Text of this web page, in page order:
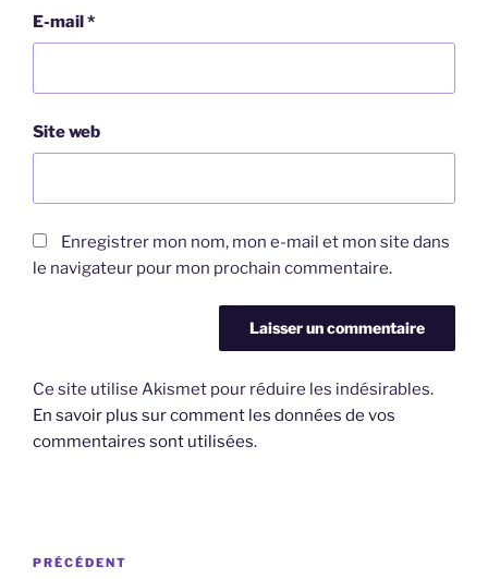
E-mail*
Site web
Enregistrer mon nom, mon e-mail et mon site dans
le navigateur pour mon prochain commentaire.
Ce site utilise Akismet pour réduire les indésirables.
En savoir plus sur comment les données de vos
commentaires sont utilisées.
Navigation
Article
PRÉCÉDENT